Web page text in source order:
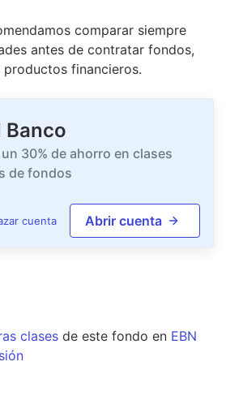
comparar siempre
antes de contratar fondos,
productos financieros.
Banco
30% de ahorro en clases
de fondos
cuenta Abrir cuenta
clases de este fondo en EBN